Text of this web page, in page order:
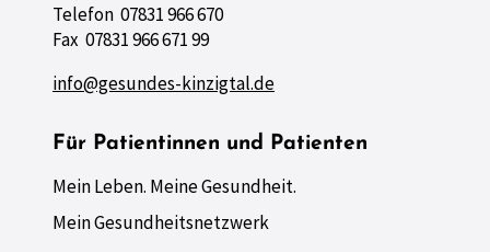
Telefon 07831 966 670
Fax 07831 966 671 99
info@gesundes-kinzigtal.de
Für Patientinnen und Patienten
Mein Leben. Meine Gesundheit.
Mein Gesundheitsnetzwerk